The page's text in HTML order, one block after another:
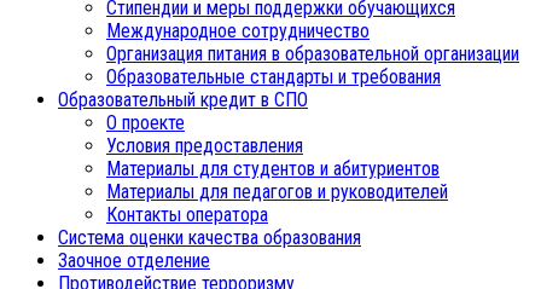
Стипендии и меры поддержки обучающихся
Международное сотрудничество
Организация питания в образовательной организации
Образовательные стандарты и требования
Образовательный кредит в СПО
О проекте
Условия предоставления
Материалы для студентов и абитуриентов
Материалы для педагогов и руководителей
Контакты оператора
Система оценки качества образования
Заочное отделение
Противодействие терроризму